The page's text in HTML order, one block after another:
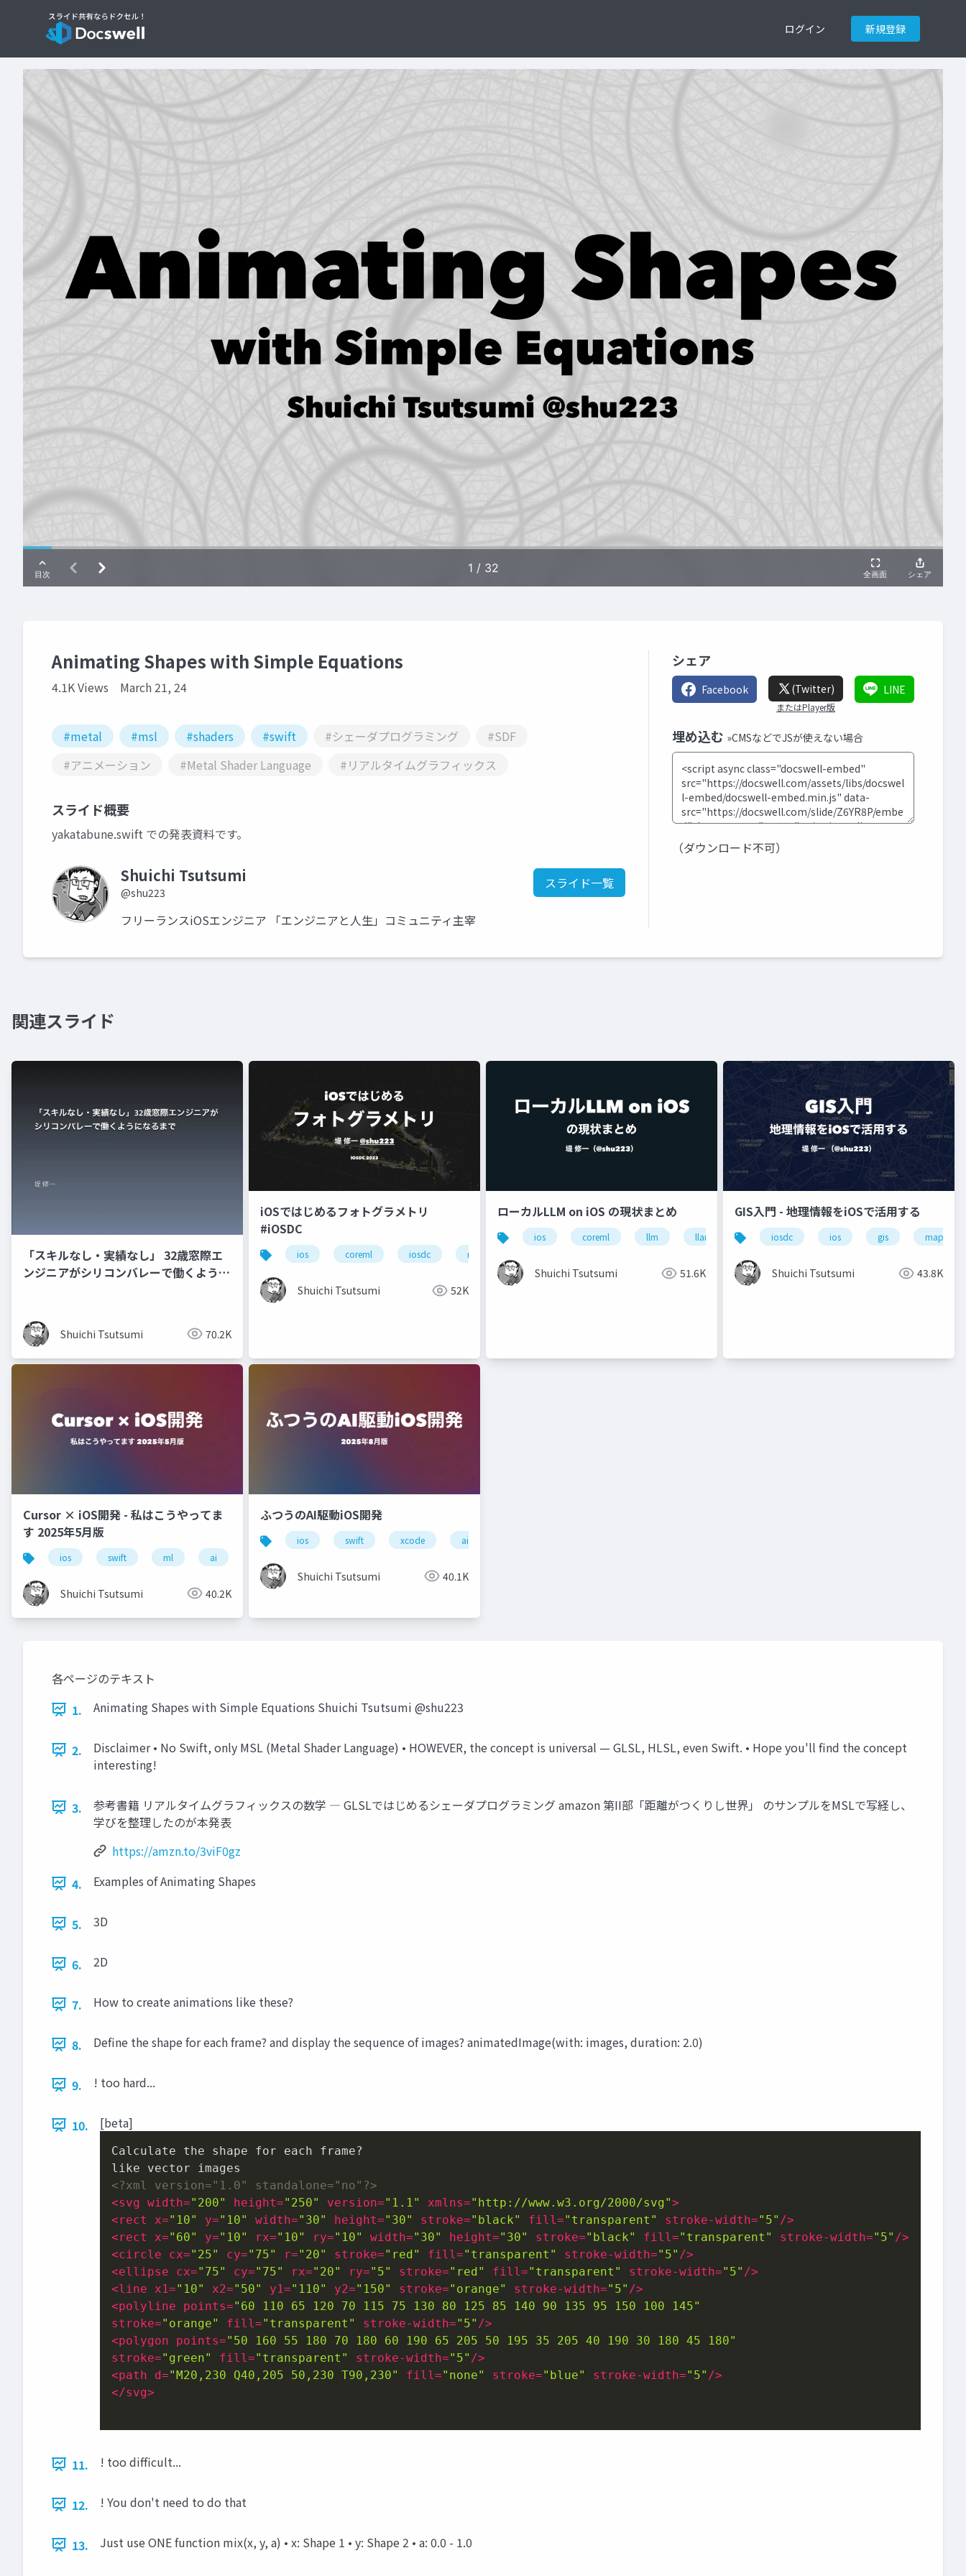
ログイン 新規登録
Animating Shapes with Simple Equations
4.1K Views March 21, 24
#metal #msl #shaders #swift #シェーダプログラミング
#SDF
#アニメーション
#Metal Shader Language #リアルタイムグラフィックス
スライド概要
yakatabune.swift での発表資料です。
Shuichi Tsutsumi
@shu223
スライド一覧
フリーランスiOSエンジニア 「エンジニアと人生」コミュニティ主宰
シェア
Facebook (Twitter)
またはPlayer版
LINE
埋め込む »CMSなどでJSが使えない場合
（ダウンロード不可）
関連スライド
「スキルなし・実績なし」 32歳窓際エ
ンジニアがシリコンバレーで働くように
Shuichi Tsutsumi 70.2K
iOSではじめるフォトグラメトリ
#iOSDC
ios coreml iosdc ml
Shuichi Tsutsumi 52K
ローカルLLM on iOS の現状まとめ
ios coreml llm llama.cpp
Shuichi Tsutsumi 51.6K
GIS入門 - 地理情報をiOSで活用する
iosdc ios gis mapbox
Shuichi Tsutsumi 43.8K
Cursor × iOS開発 - 私はこうやってま
す 2025年5月版
ios swift ml ai
Shuichi Tsutsumi 40.2K
ふつうのAI駆動iOS開発
ios swift xcode ai
Shuichi Tsutsumi 40.1K
各ページのテキスト
1.
Animating Shapes with Simple Equations Shuichi Tsutsumi @shu223
2.
Disclaimer • No Swift, only MSL (Metal Shader Language) • HOWEVER, the concept is universal — GLSL, HLSL, even Swift. • Hope you'll find the concept
interesting!
3.
参考書籍 リアルタイムグラフィックスの数学 ― GLSLではじめるシェーダプログラミング amazon 第II部「距離がつくりし世界」 のサンプルをMSLで写経し、
学びを整理したのが本発表
https://amzn.to/3viF0gz
4.
Examples of Animating Shapes
5. 3D
6. 2D
7. How to create animations like these?
8. Define the shape for each frame? and display the sequence of images? animatedImage(with: images, duration: 2.0)
9. ! too hard...
10. [beta]
Calculate the shape for each frame?
<?xml version="1.0" standalone="no"?>
<svg width="200" height="250" version="1.1" xmlns="http://www.w3.org/2000/svg">
<rect x="10" y="10" width="30" height="30" stroke="black" fill ="transparent" stroke-width="5" />
<rect x="60" y="10" rx="10" ry="10" width="30" height="30" stroke="black" fill ="transparent" stroke-width="5" />
<circle cx="25" cy="75" r="20" stroke="red" fill ="transparent" stroke-width="5" />
<ellipse cx="75" cy="75" rx="20" ry="5" stroke="red" fill ="transparent" stroke-width="5" />
<line x1="10" x2="50" y1="110" y2="150" stroke="orange" stroke-width="5" />
<polyline points="60 110 65 120 70 115 75 130 80 125 85 140 90 135 95 150 100 145"
stroke="orange" fill ="transparent" stroke-width="5" />
<polygon points="50 160 55 180 70 180 60 190 65 205 50 195 35 205 40 190 30 180 45 180"
stroke="green" fill ="transparent" stroke-width="5" />
<path d="M20,230 Q40,205 50,230 T90,230" fill ="none" stroke="blue" stroke-width="5" />
</svg>
11. ! too difficult...
12. ! You don't need to do that
13. Just use ONE function mix(x, y, a) • x: Shape 1 • y: Shape 2 • a: 0.0 - 1.0